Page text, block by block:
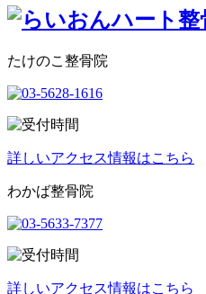
たけのこ整骨院
詳しいアクセス情報はこちら
わかば整骨院
詳しいアクセス情報はこちら